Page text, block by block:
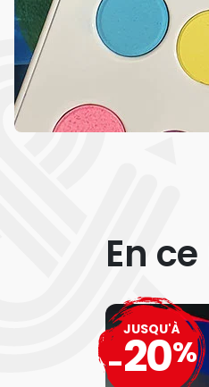
En ce
JUSQU'À
-20%